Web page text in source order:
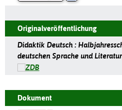
Originalveröffentlichung
Didaktik Deutsch :
deutschen Sprache und
Dokument